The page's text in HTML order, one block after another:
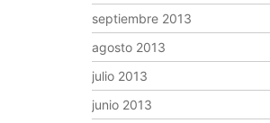
septiembre 2013
agosto 2013
julio 2013
junio 2013